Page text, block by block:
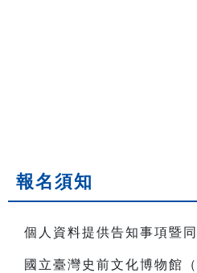
報名須知
個人資料提供告知事項暨
國立臺灣史前文化博物館